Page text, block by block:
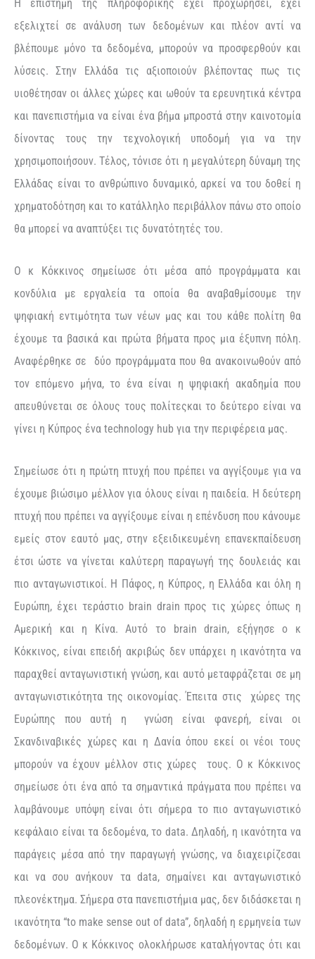
Η επιστήμη της πληροφορικής έχει προχωρήσει, έχει
εξελιχτεί σε ανάλυση των δεδομένων και πλέον αντί να
βλέπουμε μόνο τα δεδομένα, μπορούν να προσφερθούν και
λύσεις. Στην Ελλάδα τις αξιοποιούν βλέποντας πως τις
υιοθέτησαν οι άλλες χώρες και ωθούν τα ερευνητικά κέντρα
και πανεπιστήμια να είναι ένα βήμα μπροστά στην καινοτομία
δίνοντας τους την τεχνολογική υποδομή για να την
χρησιμοποιήσουν. Τέλος, τόνισε ότι η μεγαλύτερη δύναμη της
Ελλάδας είναι το ανθρώπινο δυναμικό, αρκεί να του δοθεί η
χρηματοδότηση και το κατάλληλο περιβάλλον πάνω στο οποίο
θα μπορεί να αναπτύξει τις δυνατότητές του.
Ο κ Κόκκινος σημείωσε ότι μέσα από προγράμματα και
κονδύλια με εργαλεία τα οποία θα αναβαθμίσουμε την
ψηφιακή εντιμότητα των νέων μας και του κάθε πολίτη θα
έχουμε τα βασικά και πρώτα βήματα προς μια έξυπνη πόλη.
Αναφέρθηκε σε δύο προγράμματα που θα ανακοινωθούν από
τον επόμενο μήνα, το ένα είναι η ψηφιακή ακαδημία που
απευθύνεται σε όλους τους πολίτεςκαι το δεύτερο είναι να
γίνει η Κύπρος ένα technology hub για την περιφέρεια μας.
Σημείωσε ότι η πρώτη πτυχή που πρέπει να αγγίξουμε για να
έχουμε βιώσιμο μέλλον για όλους είναι η παιδεία. Η δεύτερη
πτυχή που πρέπει να αγγίξουμε είναι η επένδυση που κάνουμε
εμείς στον εαυτό μας, στην εξειδικευμένη επανεκπαίδευση
έτσι ώστε να γίνεται καλύτερη παραγωγή της δουλειάς και
πιο ανταγωνιστικοί. Η Πάφος, η Κύπρος, η Ελλάδα και όλη η
Ευρώπη, έχει τεράστιο brain drain προς τις χώρες όπως η
Αμερική και η Κίνα. Αυτό το brain drain, εξήγησε ο κ
Κόκκινος, είναι επειδή ακριβώς δεν υπάρχει η ικανότητα να
παραχθεί ανταγωνιστική γνώση, και αυτό μεταφράζεται σε μη
ανταγωνιστικότητα της οικονομίας. Έπειτα στις χώρες της
Ευρώπης που αυτή η γνώση είναι φανερή, είναι οι
Σκανδιναβικές χώρες και η Δανία όπου εκεί οι νέοι τους
μπορούν να έχουν μέλλον στις χώρες τους. Ο κ Κόκκινος
σημείωσε ότι ένα από τα σημαντικά πράγματα που πρέπει να
λαμβάνουμε υπόψη είναι ότι σήμερα το πιο ανταγωνιστικό
κεφάλαιο είναι τα δεδομένα, το data. Δηλαδή, η ικανότητα να
παράγεις μέσα από την παραγωγή γνώσης, να διαχειρίζεσαι
και να σου ανήκουν τα data, σημαίνει και ανταγωνιστικό
πλεονέκτημα. Σήμερα στα πανεπιστήμια μας, δεν διδάσκεται η
ικανότητα “to make sense out of data”, δηλαδή η ερμηνεία των
δεδομένων. Ο κ Κόκκινος ολοκλήρωσε καταλήγοντας ότι και